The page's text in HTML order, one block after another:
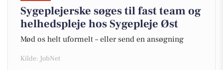
Sygeplejerske søges til fast team og
helhedspleje hos Sygepleje Øst
Mød os helt uformelt – eller send en ansøgning
Kilde: JobNet